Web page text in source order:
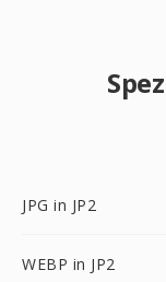
JPG in JP2
WEBP in JP2